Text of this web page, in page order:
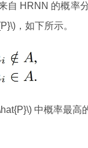
自 HRNN 的概率
，如下所示。
中概率最高